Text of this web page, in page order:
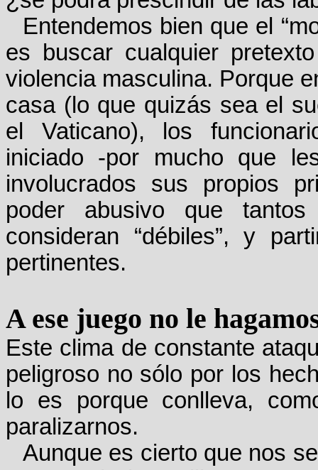
Entendemos bien que el
es buscar cualquier
violencia masculina. Porque
casa (lo que quizás sea el
el Vaticano), los
iniciado -por mucho que
involucrados sus propios
poder abusivo que
consideran “débiles”, y
pertinentes.
A ese juego no le
Este clima de constante
peligroso no sólo por los
lo es porque conlleva,
paralizarnos.
Aunque es cierto que nos